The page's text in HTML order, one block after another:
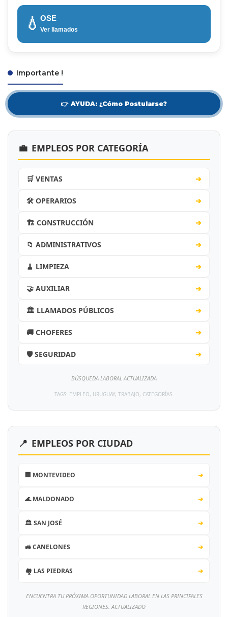
💧 OSE
Ver llamados
Importante !
👉 AYUDA: ¿Cómo Postularse?
💼 EMPLEOS POR CATEGORÍA
🛒 VENTAS ➔
🛠️ OPERARIOS ➔
🏗️ CONSTRUCCIÓN ➔
📁 ADMINISTRATIVOS ➔
🧹 LIMPIEZA ➔
🤝 AUXILIAR ➔
🏛️ LLAMADOS PÚBLICOS ➔
🚚 CHOFERES ➔
🛡️ SEGURIDAD ➔
BÚSQUEDA LABORAL ACTUALIZADA
TAGS: EMPLEO, URUGUAY, TRABAJO, CATEGORÍAS.
📍 EMPLEOS POR CIUDAD
🏢 MONTEVIDEO ➔
🌊 MALDONADO ➔
🏛️ SAN JOSÉ ➔
🚜 CANELONES ➔
🏘️ LAS PIEDRAS ➔
ENCUENTRA TU PRÓXIMA OPORTUNIDAD LABORAL EN LAS PRINCIPALES
REGIONES. ACTUALIZADO